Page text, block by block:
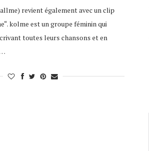
revient également avec un clip
kolme est un groupe féminin qui
toutes leurs chansons et en